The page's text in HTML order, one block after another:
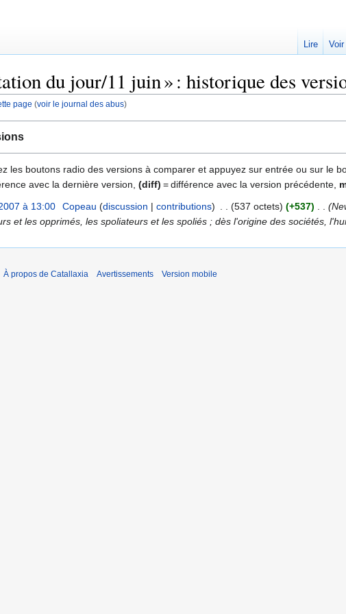
du jour/11 juin » : historique des
page (voir le journal des abus)
les boutons radio des versions à comparer et appuyez sur entrée ou sur le
avec la dernière version, (diff) = différence avec la version précédente,
à 13:00 Copeau discussion contributions 537 octets +537
et les opprimés, les spoliateurs et les spoliés ; dès l'origine des sociétés,
Lire
À propos de Catallaxia Avertissements Version mobile